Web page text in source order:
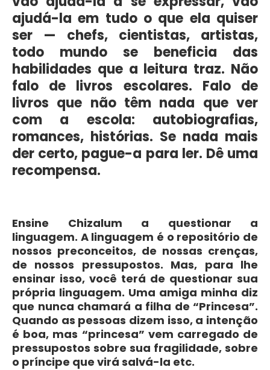
ajudá-la em tudo o que ela quiser
ser — chefs, cientistas, artistas,
todo mundo se beneficia das
habilidades que a leitura traz. Não
falo de livros escolares. Falo de
livros que não têm nada que ver
com a escola: autobiografias,
romances, histórias. Se nada mais
der certo, pague-a para ler. Dê uma
recompensa.
Ensine Chizalum a questionar a
linguagem. A linguagem é o repositório de
nossos preconceitos, de nossas crenças,
de nossos pressupostos. Mas, para lhe
ensinar isso, você terá de questionar sua
própria linguagem. Uma amiga minha diz
que nunca chamará a filha de “Princesa”.
Quando as pessoas dizem isso, a intenção
é boa, mas “princesa” vem carregado de
pressupostos sobre sua fragilidade, sobre
o príncipe que virá salvá-la etc.